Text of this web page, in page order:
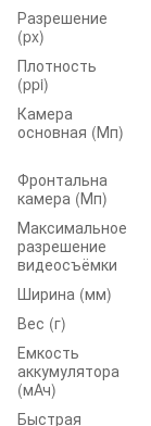
Разрешение
(px)
Плотность
(ppi)
Камера
основная (Мп)
Фронтальна
камера (Мп)
Максимальное
разрешение
видеосъёмки
Ширина (мм)
Вес (г)
Емкость
аккумулятора
(мАч)
Быстрая